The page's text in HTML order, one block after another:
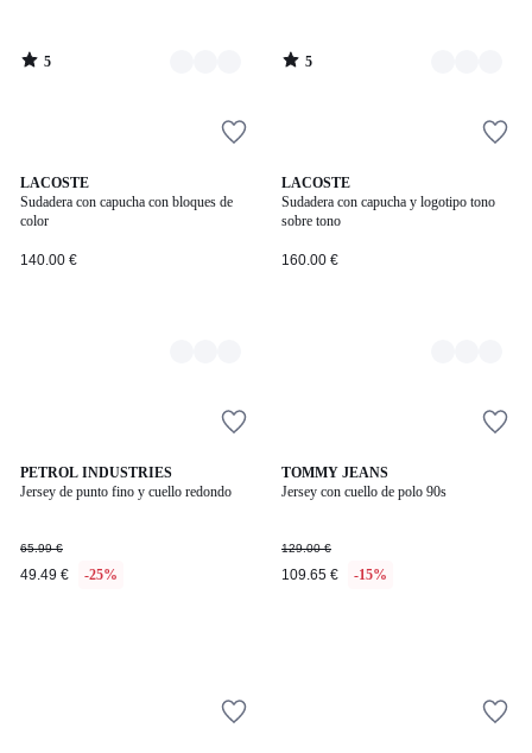
5 5
LACOSTE
Sudadera con capucha con bloques de
color
140.00 €
2
Colores
LACOSTE
Sudadera con capucha y logotipo tono
sobre tono
160.00 €
3
Colores
PETROL INDUSTRIES
Jersey de punto fino y cuello redondo
65.99 €
49.49 € -25%
TOMMY JEANS
Jersey con cuello de polo 90s
129.00 €
109.65 € -15%